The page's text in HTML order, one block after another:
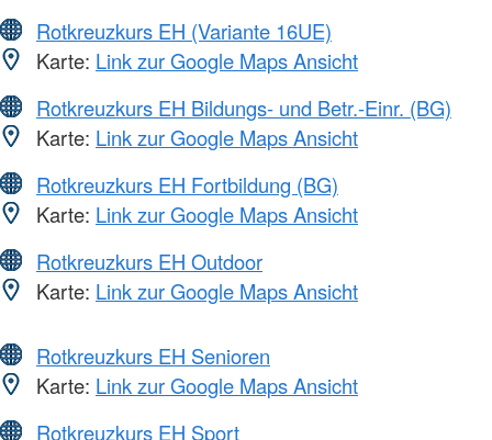
Rotkreuzkurs EH (Variante 16UE)
Karte: Link zur Google Maps Ansicht
Rotkreuzkurs EH Bildungs- und Betr.-Einr. (BG)
Karte: Link zur Google Maps Ansicht
Rotkreuzkurs EH Fortbildung (BG)
Karte: Link zur Google Maps Ansicht
Rotkreuzkurs EH Outdoor
Karte: Link zur Google Maps Ansicht
Rotkreuzkurs EH Senioren
Karte: Link zur Google Maps Ansicht
Rotkreuzkurs EH Sport